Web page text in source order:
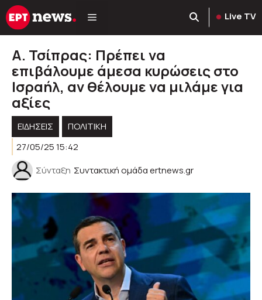
Μετάβαση
σε
Live TV
Α. Τσίπρας: Πρέπει να
επιβάλουμε άμεσα κυρώσεις στο
Ισραήλ, αν θέλουμε να μιλάμε για
αξίες
ΕΙΔΗΣΕΙΣ
ΠΟΛΙΤΙΚΉ
27/05/25 15:42
Σύνταξη Συντακτική ομάδα ertnews.gr